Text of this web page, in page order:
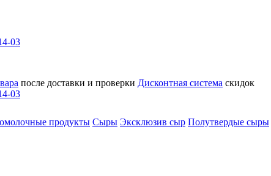
03
после доставки и проверки Дисконтная система скидок
03
продукты Сыры Эксклюзив сыр Полутвердые сыры